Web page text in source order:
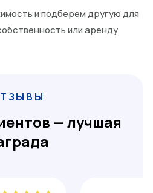
и подберем другую для
или аренду
— лучшая